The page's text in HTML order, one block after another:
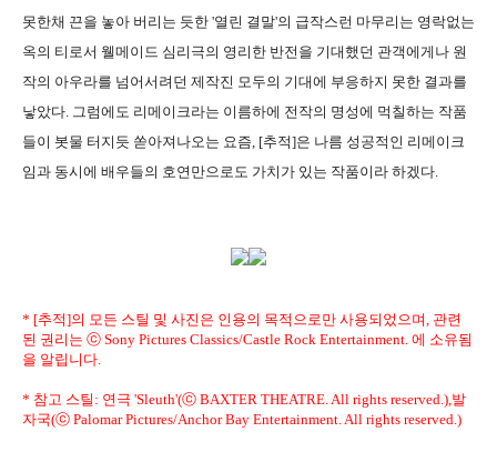
못한채 끈을 놓아 버리는 듯한 '열린 결말'의 급작스런 마무리는 영락없는
옥의 티로서 웰메이드 심리극의 영리한 반전을 기대했던 관객에게나 원
작의 아우라를 넘어서려던 제작진 모두의 기대에 부응하지 못한 결과를
낳았다. 그럼에도 리메이크라는 이름하에 전작의 명성에 먹칠하는 작품
들이 봇물 터지듯 쏟아져나오는 요즘, [추적]은 나름 성공적인 리메이크
임과 동시에 배우들의 호연만으로도 가치가 있는 작품이라 하겠다.
* [추적]의 모든 스틸 및 사진은 인용의 목적으로만 사용되었으며, 관련
된 권리는 ⓒ Sony Pictures Classics/Castle Rock Entertainment. 에 소유됨
을 알립니다.
* 참고 스틸: 연극 'Sleuth'(ⓒ BAXTER THEATRE. All rights reserved.),발
자국(ⓒ Palomar Pictures/Anchor Bay Entertainment. All rights reserved.)